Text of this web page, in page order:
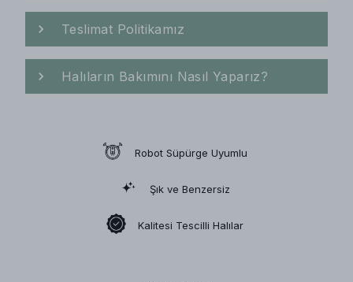
Teslimat Politikamız
Halıların Bakımını Nasıl Yaparız?
Robot Süpürge Uyumlu
Şık ve Benzersiz
Kalitesi Tescilli Halılar